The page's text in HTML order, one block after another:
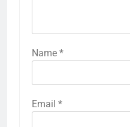
Name *
Email *